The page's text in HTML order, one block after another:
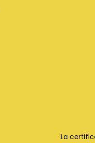
La